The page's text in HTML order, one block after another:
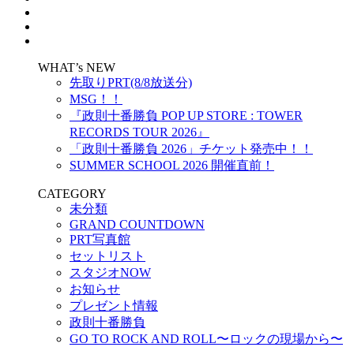
WHAT’s NEW
先取りPRT(8/8放送分)
MSG！！
『政則⼗番勝負 POP UP STORE : TOWER
RECORDS TOUR 2026』
「政則十番勝負 2026」チケット発売中！！
SUMMER SCHOOL 2026 開催直前！
CATEGORY
未分類
GRAND COUNTDOWN
PRT写真館
セットリスト
スタジオNOW
お知らせ
プレゼント情報
政則十番勝負
GO TO ROCK AND ROLL〜ロックの現場から〜